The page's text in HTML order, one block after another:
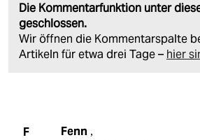
Die Kommentarfunktion unter
geschlossen.
Wir öffnen die Kommentarspalte
Artikeln für etwa drei Tage – hier
F Fenn,